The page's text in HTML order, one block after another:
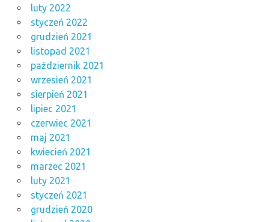
luty 2022
styczeń 2022
grudzień 2021
listopad 2021
październik 2021
wrzesień 2021
sierpień 2021
lipiec 2021
czerwiec 2021
maj 2021
kwiecień 2021
marzec 2021
luty 2021
styczeń 2021
grudzień 2020